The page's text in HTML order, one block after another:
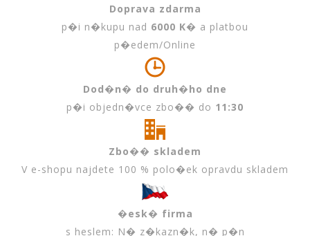
Doprava zdarma
p�i n�kupu nad 6000 K� a platbou
p�edem/Online
Dod�n� do druh�ho dne
p�i objedn�vce zbo�� do 11:30
Zbo�� skladem
V e-shopu najdete 100 % polo�ek opravdu skladem
�esk� firma
s heslem: N� z�kazn�k, n� p�n